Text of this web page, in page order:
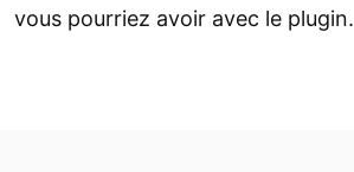
vous pourriez avoir avec le plugin.